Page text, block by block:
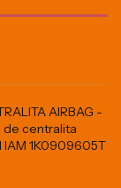
AIRBAG -
de centralita
1K0909605T